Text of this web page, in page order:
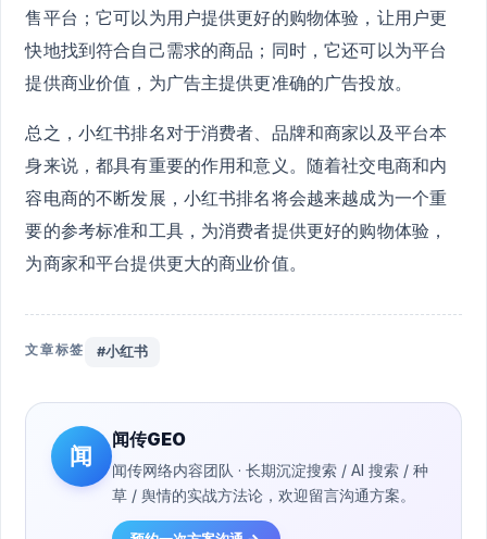
售平台；它可以为用户提供更好的购物体验，让用户更
快地找到符合自己需求的商品；同时，它还可以为平台
提供商业价值，为广告主提供更准确的广告投放。
总之，小红书排名对于消费者、品牌和商家以及平台本
身来说，都具有重要的作用和意义。随着社交电商和内
容电商的不断发展，小红书排名将会越来越成为一个重
要的参考标准和工具，为消费者提供更好的购物体验，
为商家和平台提供更大的商业价值。
文章标签 #小红书
闻
闻传GEO
闻传网络内容团队 · 长期沉淀搜索 / AI 搜索 / 种
草 / 舆情的实战方法论，欢迎留言沟通方案。